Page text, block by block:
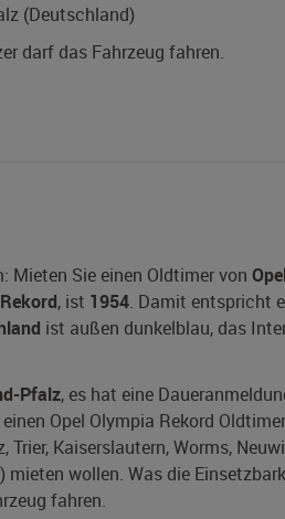
(Deutschland)
darf das Fahrzeug fahren.
Mieten Sie einen Oldtimer von
, ist 1954. Damit entspricht
ist außen dunkelblau, das
Pfalz, es hat eine
Opel Olympia Rekord
Kaiserslautern, Worms,
mieten wollen. Was die
fahren.